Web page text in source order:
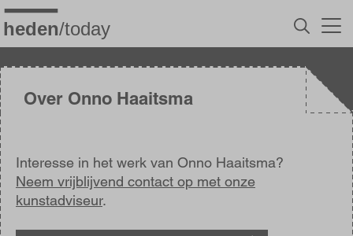
Overslaan
en
naar
inhoud
gaanOver Onno Haaitsma
Interesse in het werk van Onno Haaitsma?
Neem vrijblijvend contact op met onze
kunstadviseur.